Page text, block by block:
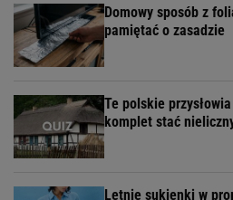
Domowy sposób z
pamiętać o zasadzie
Te polskie
komplet stać
Letnie sukienki w